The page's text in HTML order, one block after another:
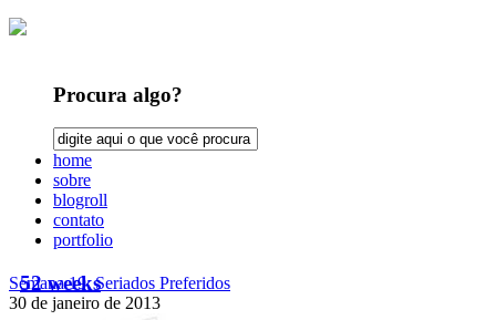
Procura algo?
home
sobre
blogroll
contato
portfolio
52 weeks
Semana 19: Seriados Preferidos
30 de janeiro de 2013